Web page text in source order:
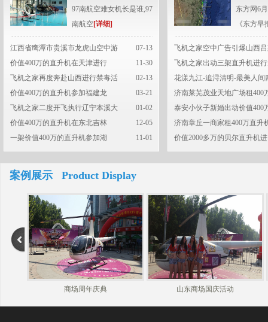
97南航空难女机长是谁,97
南航空[详细]
07-13
江西省鹰潭市贵溪市龙虎山空中游
11-30
价值400万的直升机在天津进行
02-13
飞机之家再度奔赴山西进行禁毒活
03-21
价值400万的直升机参加福建龙
01-02
飞机之家二度开飞执行辽宁本溪大
12-05
价值400万的直升机在东北吉林
11-01
一架价值400万的直升机参加湖
东方网6
《东方早
飞机之家空中广告引爆山西
飞机之家出动三架直升机进
花漾九江-追浔清明-最美人间
济南莱芜茂业天地广场租400
泰安小伙子新婚出动价值400
济南章丘一商家租400万直升
价值2000多万的贝尔直升机进
案例展示 Product Display
商场周年庆典 山东商场国庆活动